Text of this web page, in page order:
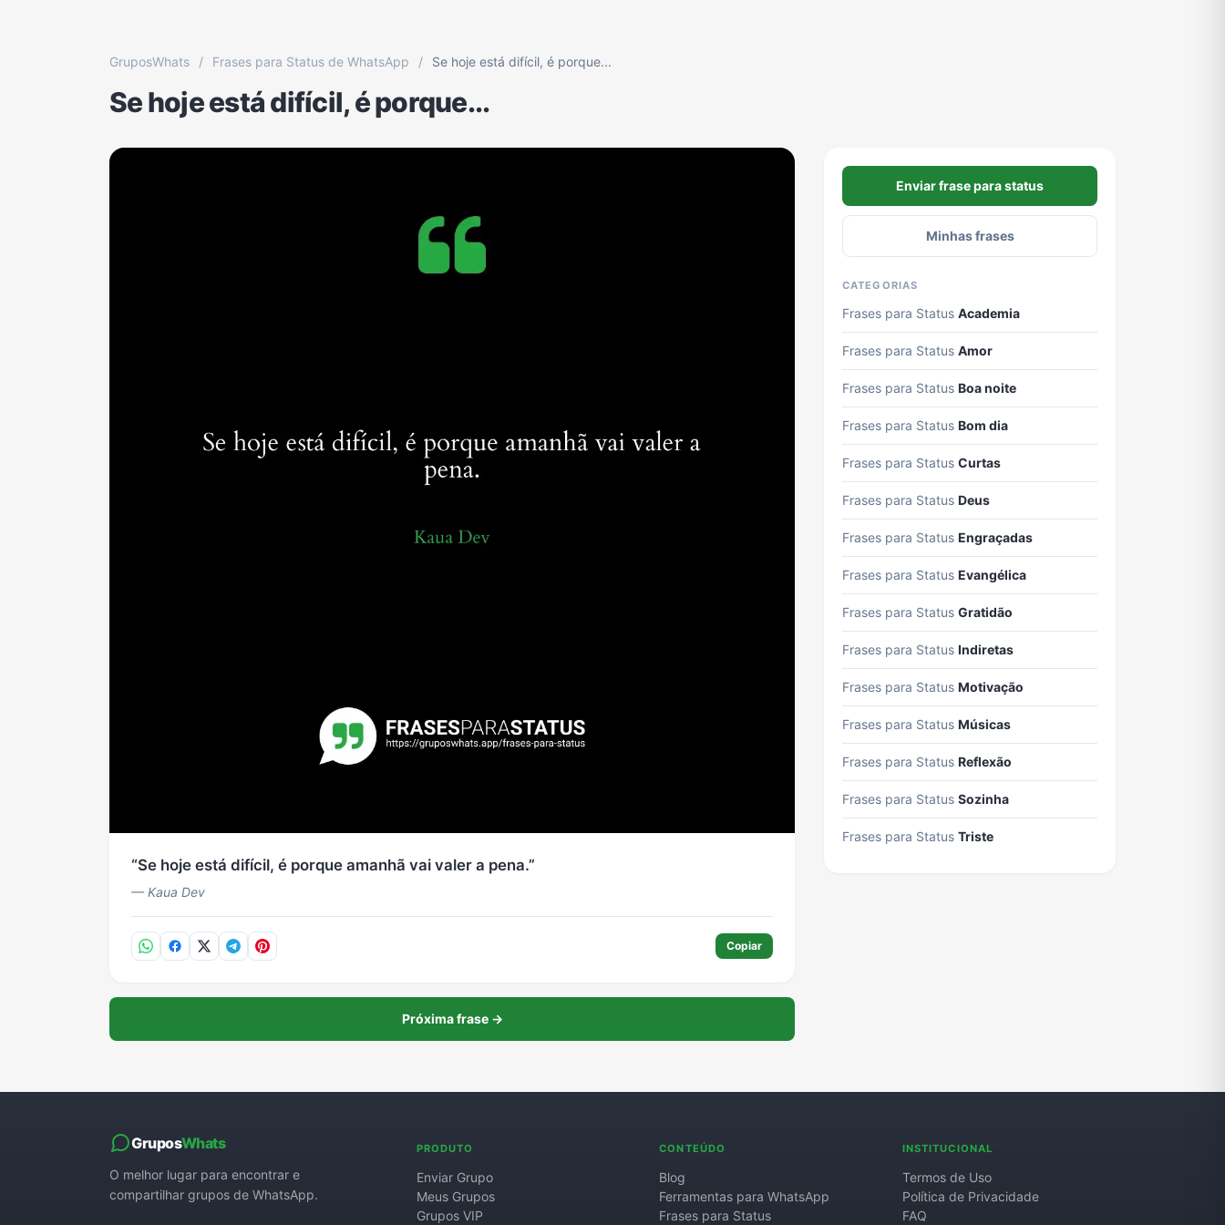
GruposWhats / Frases para Status de WhatsApp / Se hoje está difícil, é porque...
Se hoje está difícil, é porque...
Se hoje está difícil, é porque amanhã vai valer a pena.
— Kaua Dev
Copiar
Próxima frase →
Enviar frase para status
Minhas frases
CATEGORIAS
Frases para Status Academia
Frases para Status Amor
Frases para Status Boa noite
Frases para Status Bom dia
Frases para Status Curtas
Frases para Status Deus
Frases para Status Engraçadas
Frases para Status Evangélica
Frases para Status Gratidão
Frases para Status Indiretas
Frases para Status Motivação
Frases para Status Músicas
Frases para Status Reflexão
Frases para Status Sozinha
Frases para Status Triste
GruposWhats
O melhor lugar para encontrar e
compartilhar grupos de WhatsApp.
PRODUTO
Enviar Grupo
Meus Grupos
Grupos VIP
CONTEÚDO
Blog
Ferramentas para WhatsApp
Frases para Status
INSTITUCIONAL
Termos de Uso
Política de Privacidade
FAQ